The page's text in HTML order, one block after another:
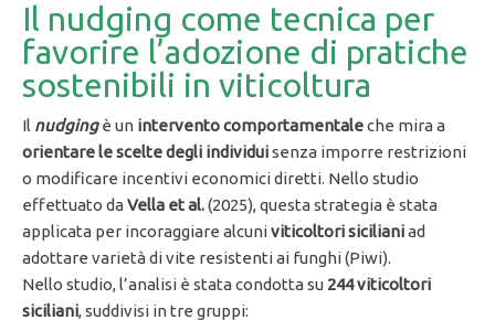
Il nudging come tecnica per
favorire l’adozione di pratiche
sostenibili in viticoltura
Il nudging è un intervento comportamentaleche mira a
orientare le scelte degli individuisenza imporre restrizioni
o modificare incentivi economici diretti. Nello studio
effettuato daVella et al.(2025), questa strategia è stata
applicata per incoraggiare alcuniviticoltori sicilianiad
adottare varietà di vite resistenti ai funghi (Piwi).
Nello studio, l’analisi è stata condotta su 244 viticoltori
siciliani, suddivisi in tre gruppi: